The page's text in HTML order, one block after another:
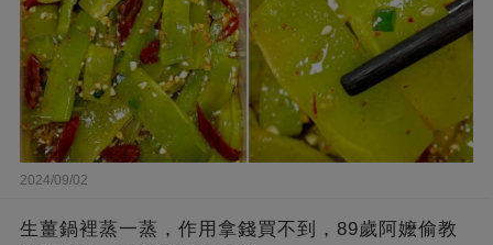
2024/09/02
生薑鍋裡蒸一蒸，作用拿錢買不到，89歲阿嬤偷教